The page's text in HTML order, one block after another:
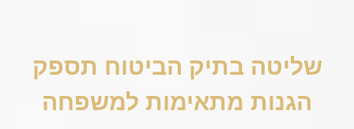
שליטה בתיק הביטוח תספק
הגנות מתאימות למשפחה